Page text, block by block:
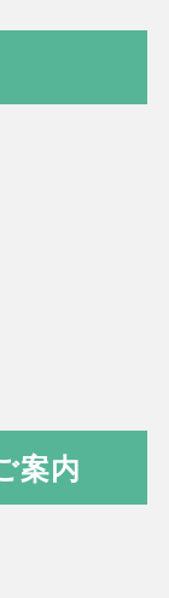
案内